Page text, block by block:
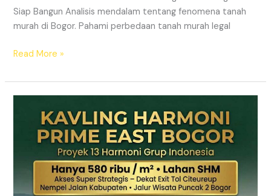
Siap Bangun Analisis mendalam tentang fenomena tanah
murah di Bogor. Pahami perbedaan tanah murah legal
Read More »
Hanjawong
Puncak
Bogor